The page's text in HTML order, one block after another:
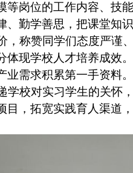
等岗位的工作内容、技
勤学善思，把课堂知
，称赞同学们态度严谨
体现学校人才培养成效
业需求积累第一手资料。
学校对实习学生的关怀
目，拓宽实践育人渠道